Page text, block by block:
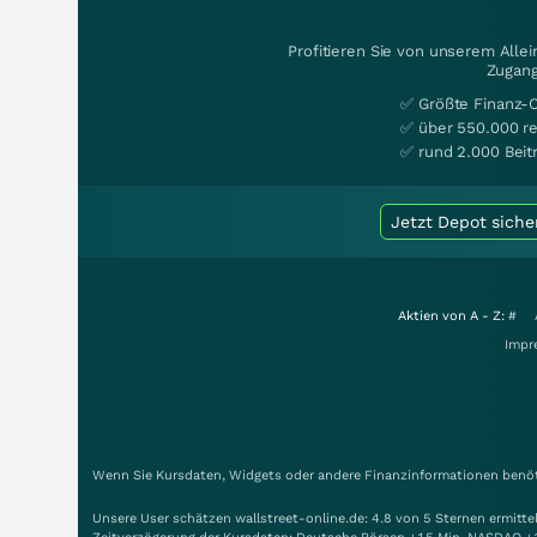
Profitieren Sie von unserem
✅ Größte
✅ über 550.000
✅ rund 2.000
Jetzt Depot
Aktien von A - Z: #
Wenn Sie Kursdaten, Widgets oder andere Finanzinformationen
Unsere User schätzen wallstreet-online.de: 4.8 von 5 Sternen